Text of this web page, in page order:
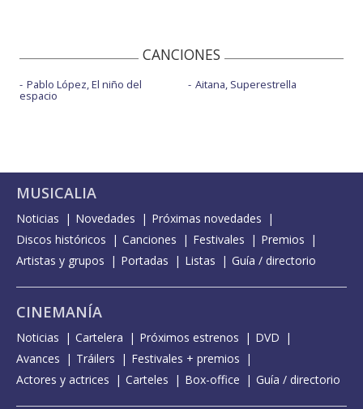
CANCIONES
Pablo López, El niño del
espacio
Aitana, Superestrella
MUSICALIA
Noticias Novedades
Próximas novedades
Discos históricos
Canciones Festivales
Premios
Artistas y grupos
Portadas Listas Guía / directorio
CINEMANÍA
Noticias Cartelera Próximos estrenos
DVD
Avances
Tráilers
Festivales + premios
Actores y actrices
Carteles Box-office Guía / directorio